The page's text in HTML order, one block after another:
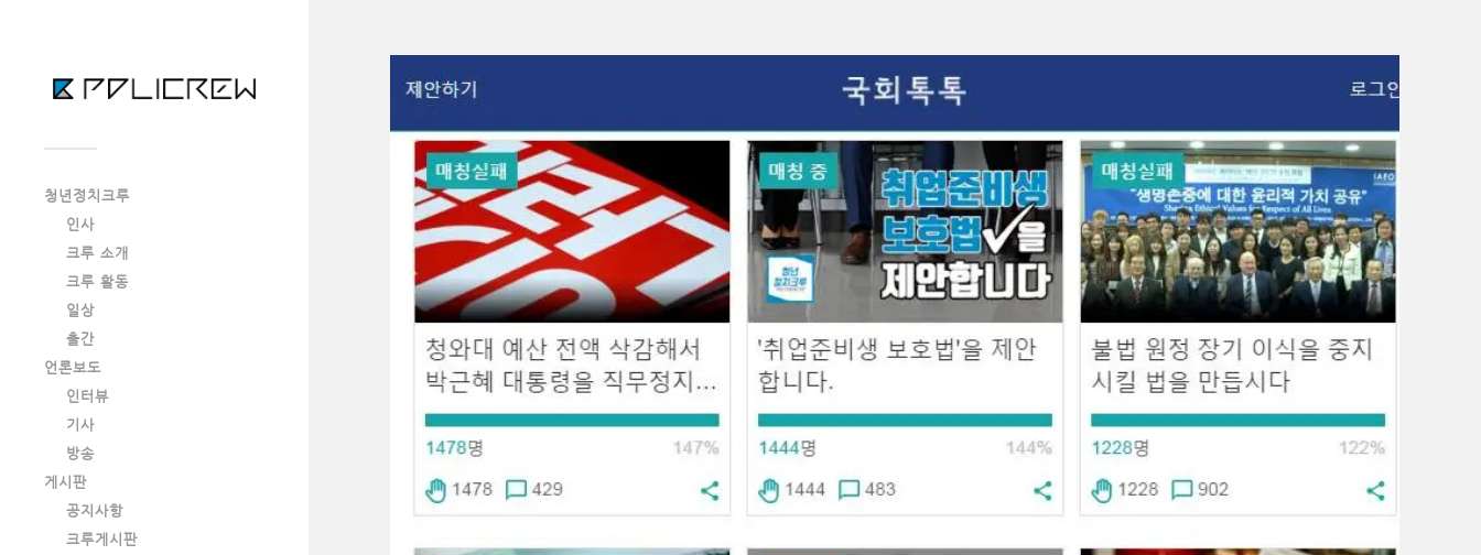
청년정치크루
인사
크루 소개
크루 활동
일상
출간
언론보도
인터뷰
기사
방송
게시판
공지사항
크루게시판